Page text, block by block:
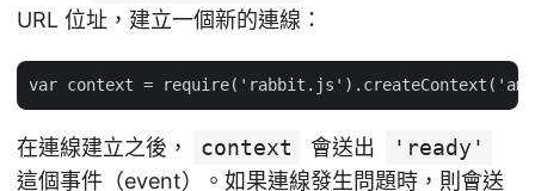
URL 位址，建立一個新的連線：
在連線建立之後， context 會送出
'ready'
這個事件（event）。如果連線發生問題時，則會送